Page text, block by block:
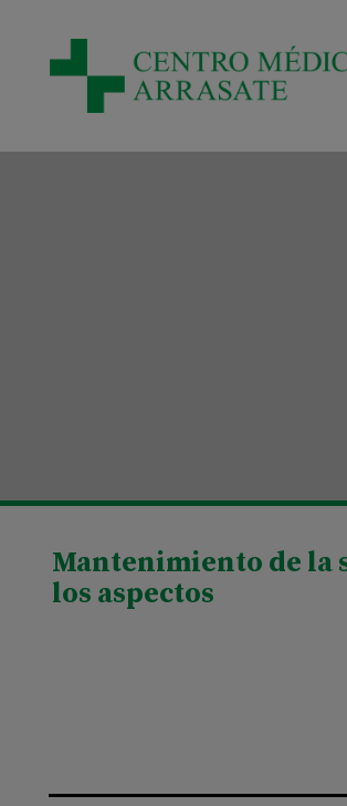
Mantenimiento de la
los aspectos